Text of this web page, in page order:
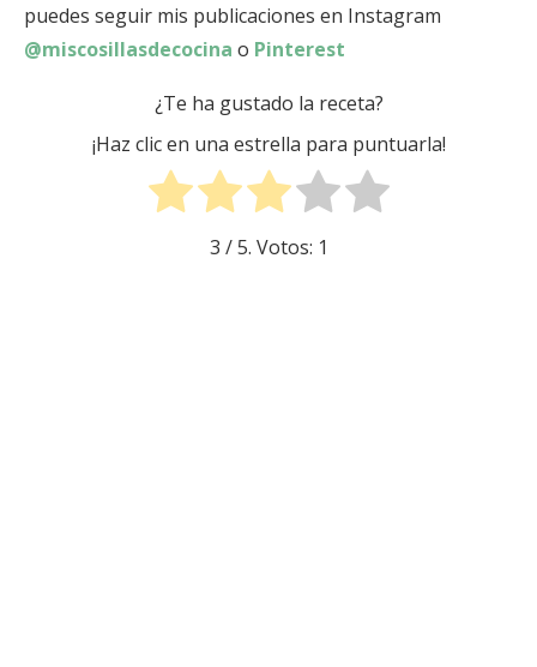
puedes seguir mis publicaciones en Instagram
@miscosillasdecocina o Pinterest
¿Te ha gustado la receta?
¡Haz clic en una estrella para puntuarla!
3 / 5. Votos: 1